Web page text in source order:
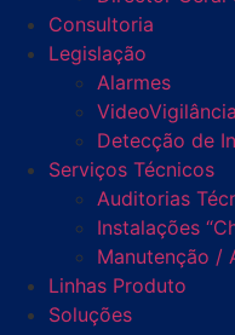
Consultoria
Legislação
Alarmes
VideoVigilância
Detecção de
Serviços Técnicos
Auditorias
Instalações
Manutenção /
Linhas Produto
Soluções